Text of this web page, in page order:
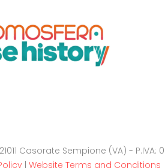
21011 Casorate Sempione (VA) - P.IVA:
| Website Terms and Conditions